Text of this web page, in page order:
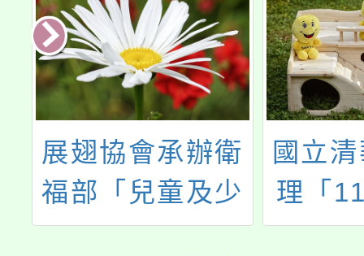
展翅協會承辦衛
福部「兒童及少
年性剝削防制網
國立
理「
教育